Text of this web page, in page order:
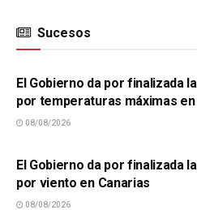
Sucesos
SUCESOS
El Gobierno da por finalizada
por temperaturas máximas en
08/08/2026
El Gobierno da por finalizada
por viento en Canarias
08/08/2026